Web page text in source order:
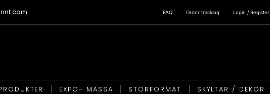
FAQ Order tracking Login / Register
EXPO- MÄSSA STORFORMAT SKYLTAR / DEKOR